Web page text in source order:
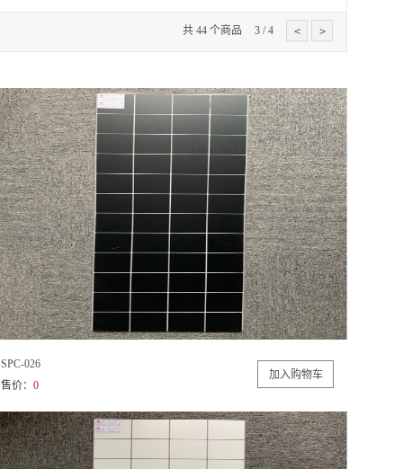
共 44 个商品 3 / 4 >
<
SPC-026
售价： 0